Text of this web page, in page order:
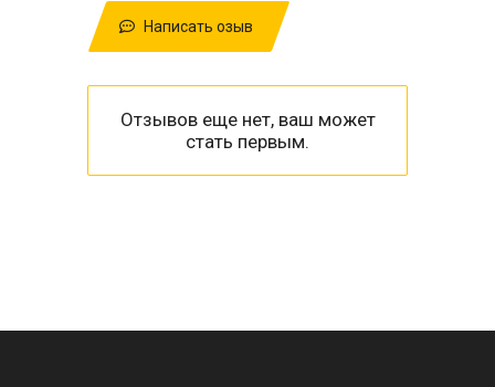
Написать озыв
Отзывов еще нет, ваш может
стать первым.